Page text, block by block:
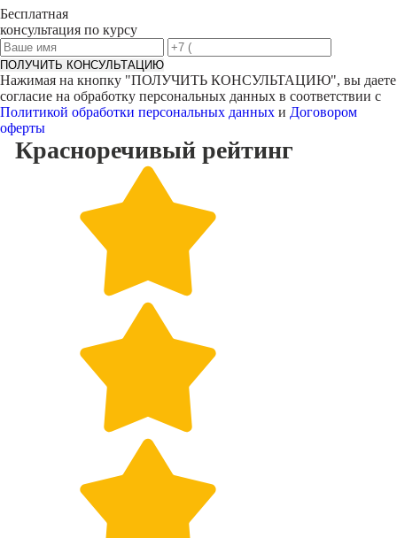
Бесплатная
консультация по курсу
ПОЛУЧИТЬ КОНСУЛЬТАЦИЮ
Нажимая на кнопку "ПОЛУЧИТЬ КОНСУЛЬТАЦИЮ", вы даете
согласие на обработку персональных данных в соответствии с
Политикой обработки персональных данных и Договором
оферты
Красноречивый рейтинг